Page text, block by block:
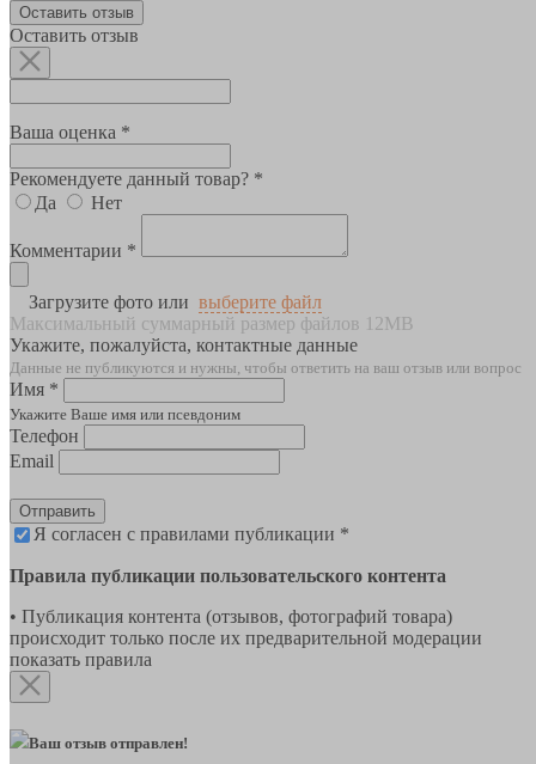
Оставить отзыв
Оставить отзыв
Ваша оценка *
Рекомендуете данный товар? *
Да
Нет
Комментарии *
Загрузите фото или выберите файл
Максимальный суммарный размер файлов 12MB
Укажите, пожалуйста, контактные данные
Данные не публикуются и нужны, чтобы ответить на ваш отзыв или вопрос
Имя *
Укажите Ваше имя или псевдоним
Телефон
Email
Отправить
Я согласен с правилами публикации *
Правила публикации пользовательского контента
• Публикация контента (отзывов, фотографий товара)
происходит только после их предварительной модерации
показать правила
Ваш отзыв отправлен!